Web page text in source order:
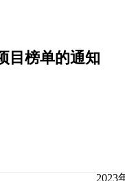
目榜单的通知
2023